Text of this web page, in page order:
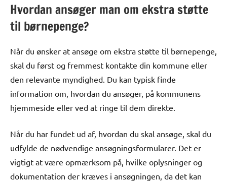
Hvordan ansøger man om ekstra støtte
til børnepenge?
Når du ønsker at ansøge om ekstra støtte til børnepenge,
skal du først og fremmest kontakte din kommune eller
den relevante myndighed. Du kan typisk finde
information om, hvordan du ansøger, på kommunens
hjemmeside eller ved at ringe til dem direkte.
Når du har fundet ud af, hvordan du skal ansøge, skal du
udfylde de nødvendige ansøgningsformularer. Det er
vigtigt at være opmærksom på, hvilke oplysninger og
dokumentation der kræves i ansøgningen, da det kan